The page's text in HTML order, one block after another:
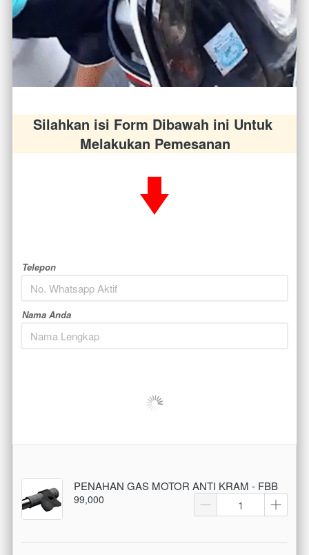
Silahkan isi Form Dibawah ini Untuk
Melakukan Pemesanan
Telepon
Nama Anda
PENAHAN GAS MOTOR ANTI KRAM - FBB
99,000